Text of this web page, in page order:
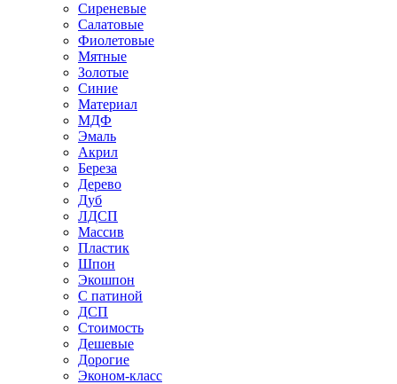
Сиреневые
Салатовые
Фиолетовые
Мятные
Золотые
Синие
Материал
МДФ
Эмаль
Акрил
Береза
Дерево
Дуб
ЛДСП
Массив
Пластик
Шпон
Экошпон
С патиной
ДСП
Стоимость
Дешевые
Дорогие
Эконом-класс